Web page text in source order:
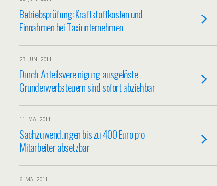
Betriebsprüfung: Kraftstoffkosten und
Einnahmen bei Taxiunternehmen
23. JUNI 2011
Durch Anteilsvereinigung ausgelöste
Grunderwerbsteuern sind sofort abziehbar
11. MAI 2011
Sachzuwendungen bis zu 400 Euro pro
Mitarbeiter absetzbar
6. MAI 2011